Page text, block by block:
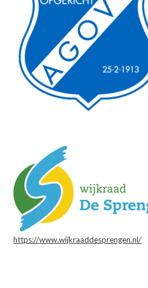
https://www.wijkraaddesprengen.nl/